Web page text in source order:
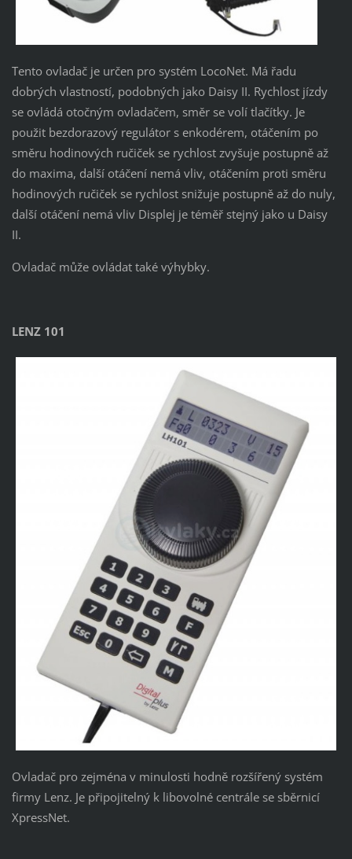
Tento ovladač je určen pro systém LocoNet. Má řadu
dobrých vlastností, podobných jako Daisy II. Rychlost jízdy
se ovládá otočným ovladačem, směr se volí tlačítky. Je
použit bezdorazový regulátor s enkodérem, otáčením po
směru hodinových ručiček se rychlost zvyšuje postupně až
do maxima, další otáčení nemá vliv, otáčením proti směru
hodinových ručiček se rychlost snižuje postupně až do nuly,
další otáčení nemá vliv Displej je téměř stejný jako u Daisy
II.
Ovladač může ovládat také výhybky.
LENZ 101
Ovladač pro zejména v minulosti hodně rozšířený systém
firmy Lenz. Je připojitelný k libovolné centrále se sběrnicí
XpressNet.